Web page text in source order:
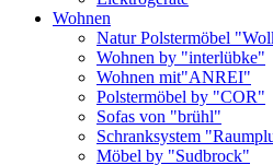
Wohnen
Natur Polstermöbel
Wohnen by "interlübke"
Wohnen mit"ANREI"
Polstermöbel by "COR"
Sofas von "brühl"
Schranksystem
Möbel by "Sudbrock"